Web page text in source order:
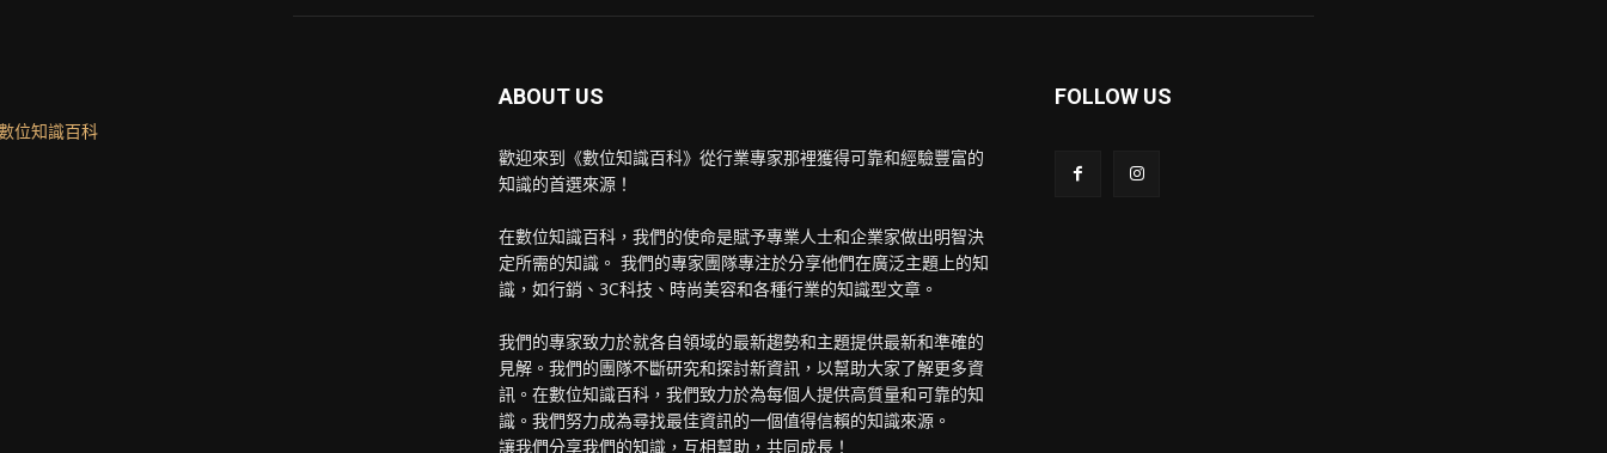
ABOUT US
歡迎來到《數位知識百科》從行業專家那裡獲得可靠和經驗豐富的
知識的首選來源！
在數位知識百科，我們的使命是賦予專業人士和企業家做出明智決
定所需的知識。 我們的專家團隊專注於分享他們在廣泛主題上的知
識，如行銷、3C科技、時尚美容和各種行業的知識型文章。
我們的專家致力於就各自領域的最新趨勢和主題提供最新和準確的
見解。我們的團隊不斷研究和探討新資訊，以幫助大家了解更多資
訊。在數位知識百科，我們致力於為每個人提供高質量和可靠的知
識。我們努力成為尋找最佳資訊的一個值得信賴的知識來源。
讓我們分享我們的知識，互相幫助，共同成長！
FOLLOW US